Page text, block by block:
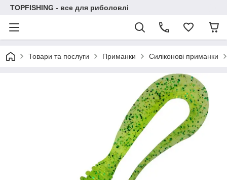
TOPFISHING - все для риболовлі
Товари та послуги Приманки Силіконові приманки